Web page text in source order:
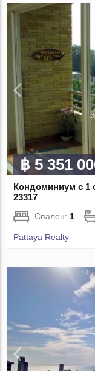
฿ 5 351
Кондоминиум с 1
23317
Спален:1
Pattaya Realty